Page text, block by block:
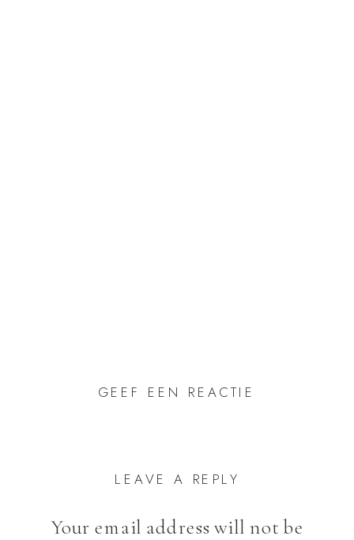
GEEF EEN REACTIE
LEAVE A REPLY
Your email address will not be